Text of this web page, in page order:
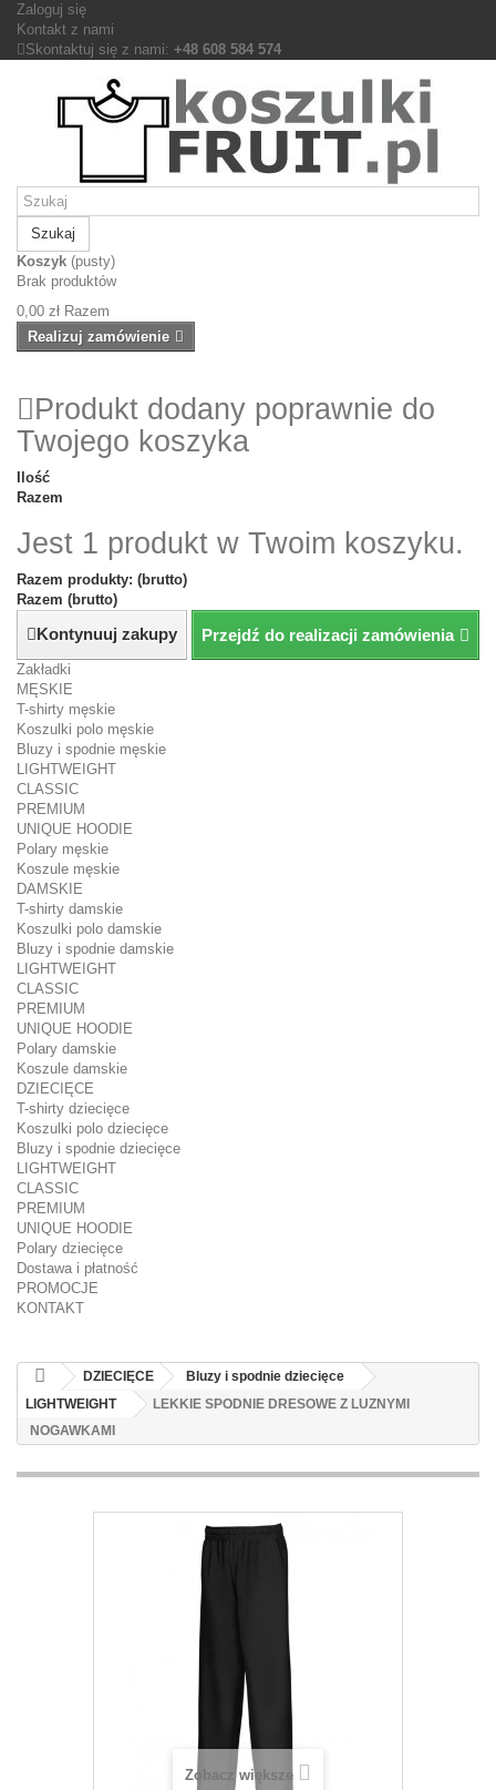
Zaloguj się
Kontakt z nami
Skontaktuj się z nami: +48 608 584 574
Szukaj
Koszyk (pusty)
Brak produktów
0,00 zł Razem
Realizuj zamówienie
Produkt dodany poprawnie do
Twojego koszyka
Ilość
Razem
Jest 1 produkt w Twoim koszyku.
Razem produkty: (brutto)
Razem (brutto)
Kontynuuj zakupy Przejdź do realizacji zamówienia
Zakładki
MĘSKIE
T-shirty męskie
Koszulki polo męskie
Bluzy i spodnie męskie
LIGHTWEIGHT
CLASSIC
PREMIUM
UNIQUE HOODIE
Polary męskie
Koszule męskie
DAMSKIE
T-shirty damskie
Koszulki polo damskie
Bluzy i spodnie damskie
LIGHTWEIGHT
CLASSIC
PREMIUM
UNIQUE HOODIE
Polary damskie
Koszule damskie
DZIECIĘCE
T-shirty dziecięce
Koszulki polo dziecięce
Bluzy i spodnie dziecięce
LIGHTWEIGHT
CLASSIC
PREMIUM
UNIQUE HOODIE
Polary dziecięce
Dostawa i płatność
PROMOCJE
KONTAKT
DZIECIĘCE
Bluzy i spodnie dziecięce
LIGHTWEIGHT
LEKKIE SPODNIE DRESOWE Z LUZNYMI
NOGAWKAMI
Zobacz większe